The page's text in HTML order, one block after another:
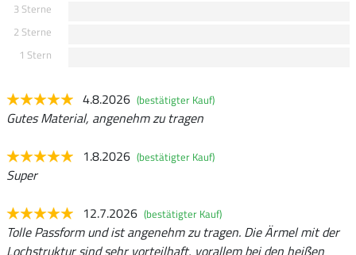
3 Sterne
2 Sterne
1 Stern
4.8.2026 (bestätigter Kauf)
Gutes Material, angenehm zu tragen
1.8.2026 (bestätigter Kauf)
Super
12.7.2026 (bestätigter Kauf)
Tolle Passform und ist angenehm zu tragen. Die Ärmel mit der
Lochstruktur sind sehr vorteilhaft, vorallem bei den heißen